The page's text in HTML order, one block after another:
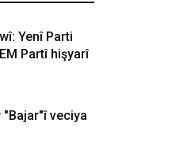
Yenî Parti
Partî hişyarî
"Bajar"î veciya